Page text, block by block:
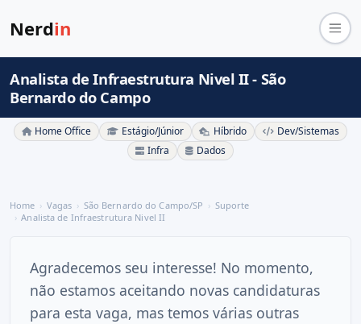
Nerdin
Analista de Infraestrutura Nivel II - São
Bernardo do Campo
Home Office Estágio/Júnior Híbrido
Dev/Sistemas
Infra
Dados
Home Vagas São Bernardo do Campo/SP
Suporte
Analista de Infraestrutura Nivel II
Agradecemos seu interesse! No momento,
não estamos aceitando novas candidaturas
para esta vaga, mas temos várias outras